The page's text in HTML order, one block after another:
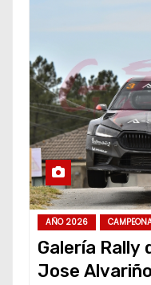
AÑO 2026
Galería Rally
Jose Alvariño